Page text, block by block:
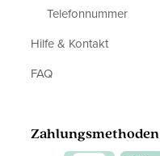
Telefonnummer
Hilfe & Kontakt
FAQ
Zahlungsmethoden